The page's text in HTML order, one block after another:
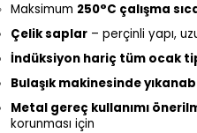
Maksimum 250°C çalışma
Çelik saplar – perçinli yapı,
İndüksiyon hariç tüm ocak
Bulaşık makinesinde
Metal gereç kullanımı
korunması için